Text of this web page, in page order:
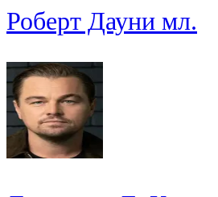
Роберт Дауни мл.